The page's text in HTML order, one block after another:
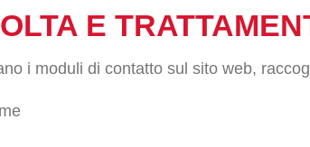
E
i moduli di contatto sul sito web,